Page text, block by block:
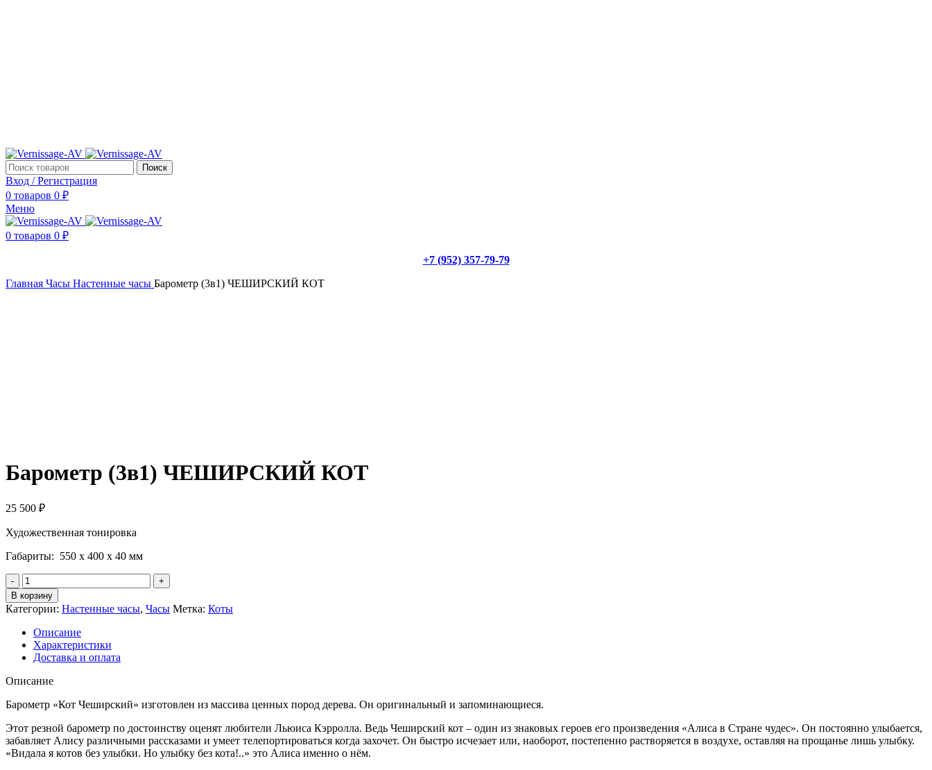
Поиск
Вход / Регистрация
0 товаров 0 ₽
Меню
0 товаров 0 ₽
+7 (952) 357-79-79
Главная Часы Настенные часы Барометр (3в1) ЧЕШИРСКИЙ КОТ
Барометр (3в1) ЧЕШИРСКИЙ КОТ
25 500 ₽
Художественная тонировка
Габариты: 550 х 400 х 40 мм
Количество
Барометр
(3в1)
ЧЕШИРСКИЙ
КОТ
В корзину
Категории: Настенные часы, Часы Метка: Коты
Описание
Характеристики
Доставка и оплата
Описание
Барометр «Кот Чеширский» изготовлен из массива ценных пород дерева. Он оригинальный и запоминающиеся.
Этот резной барометр по достоинству оценят любители Льюиса Кэрролла. Ведь Чеширский кот – один из знаковых героев его произведения «Алиса в Стране чудес». Он постоянно улыбается,
забавляет Алису различными рассказами и умеет телепортироваться когда захочет. Он быстро исчезает или, наоборот, постепенно растворяется в воздухе, оставляя на прощанье лишь улыбку.
«Видала я котов без улыбки. Но улыбку без кота!..» это Алиса именно о нём.